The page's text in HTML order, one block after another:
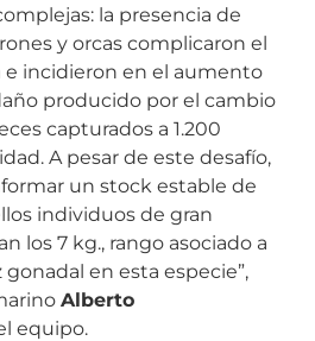
la presencia de
y orcas complicaron el
e incidieron en el aumento
producido por el cambio
capturados a 1.200
A pesar de este desafío,
un stock estable de
individuos de gran
los 7 kg., rango asociado a
en esta especie”,
Alberto
equipo.